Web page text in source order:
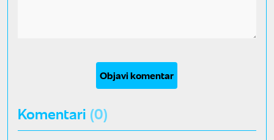
Objavi komentar
Komentari (0)